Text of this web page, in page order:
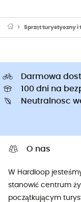
Sprzęt turystyczny i
Darmowa
100 dni na
Neutralnosc
O nas
W Hardloop
stanowić centrum
początkującym